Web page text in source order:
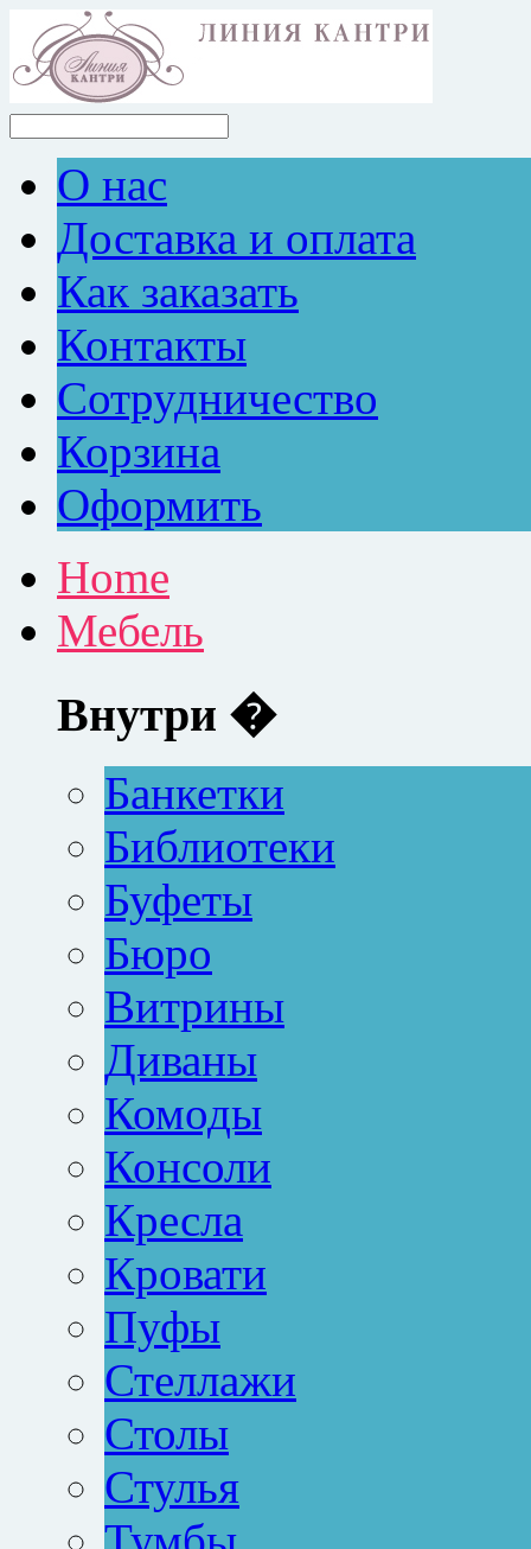
О нас
Доставка и оплата
Как заказать
Контакты
Сотрудничество
Корзина
Оформить
Home
Мебель
Внутри �
Банкетки
Библиотеки
Буфеты
Бюро
Витрины
Диваны
Комоды
Консоли
Кресла
Кровати
Пуфы
Стеллажи
Столы
Стулья